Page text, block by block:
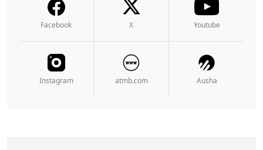
Facebook X Youtube
Instagram atmb.com Ausha